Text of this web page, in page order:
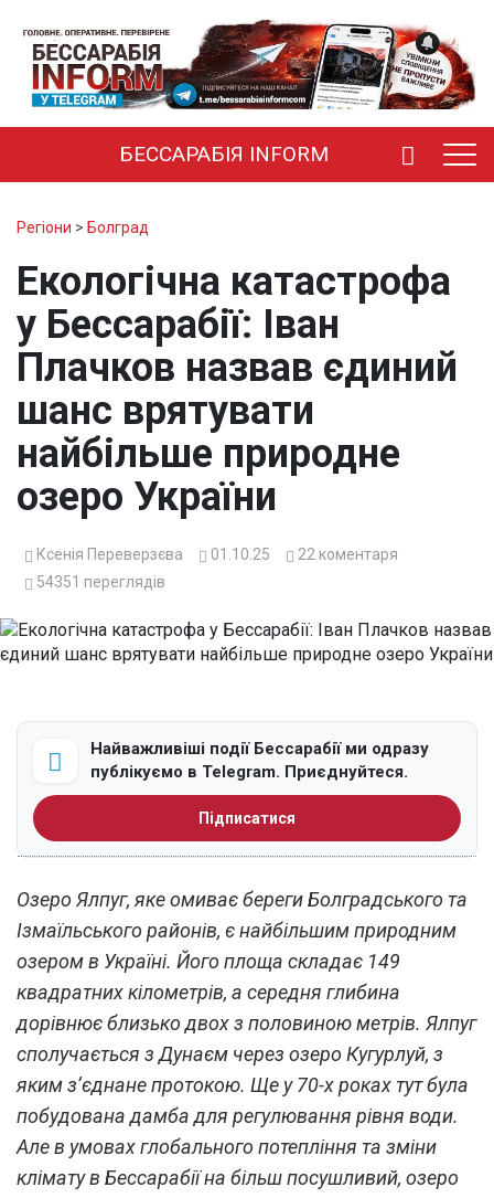
БЕССАРАБІЯ INFORM
Регіони > Болград
Екологічна катастрофа
у Бессарабії: Іван
Плачков назвав єдиний
шанс врятувати
найбільше природне
озеро України
Ксенія Переверзєва 01.10.25 22 коментаря
54351 переглядів
Найважливіші події Бессарабії ми одразу
публікуємо в Telegram. Приєднуйтеся.
Підписатися
Озеро Ялпуг, яке омиває береги Болградського та
Ізмаїльського районів, є найбільшим природним
озером в Україні. Його площа складає 149
квадратних кілометрів, а середня глибина
дорівнює близько двох з половиною метрів. Ялпуг
сполучається з Дунаєм через озеро Кугурлуй, з
яким з’єднане протокою. Ще у 70-х роках тут була
побудована дамба для регулювання рівня води.
Але в умовах глобального потепління та зміни
клімату в Бессарабії на більш посушливий, озеро